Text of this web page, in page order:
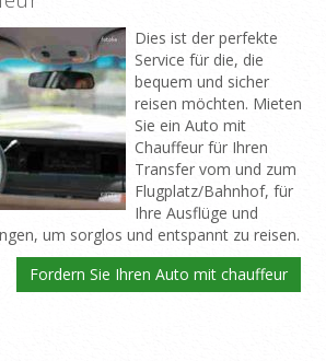
Dies ist der perfekte
Service für die, die
bequem und sicher
reisen möchten. Mieten
Sie ein Auto mit
Chauffeur für Ihren
Transfer vom und zum
Flugplatz/Bahnhof, für
Ihre Ausflüge und
um sorglos und entspannt zu reisen.
Fordern Sie Ihren Auto mit chauffeur